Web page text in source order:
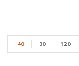
40 80 120